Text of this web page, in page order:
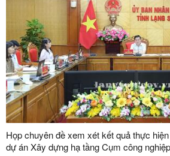
Họp chuyên đề xem xét kết quả thực
dự án Xây dựng hạ tầng Cụm công